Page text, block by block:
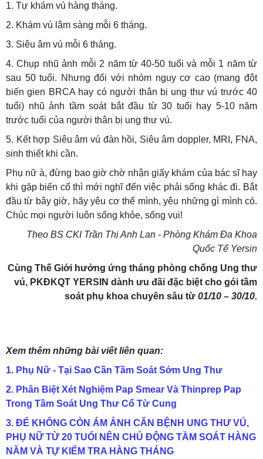
1. Tự khám vú hàng tháng.
2. Khám vú lâm sàng mỗi 6 tháng.
3. Siêu âm vú mỗi 6 tháng.
4. Chụp nhũ ảnh mỗi 2 năm từ 40-50 tuổi và mỗi 1 năm từ
sau 50 tuổi. Nhưng đối với nhóm nguy cơ cao (mang đột
biến gien BRCA hay có người thân bị ung thư vú trước 40
tuổi) nhũ ảnh tầm soát bắt đầu từ 30 tuổi hay 5-10 năm
trước tuổi của người thân bị ung thư vú.
5. Kết hợp Siêu âm vú đàn hồi, Siêu âm doppler, MRI, FNA,
sinh thiết khi cần.
Phụ nữ à, đừng bao giờ chờ nhận giấy khám của bác sĩ hay
khi gặp biến cố thì mới nghĩ đến việc phải sống khác đi. Bắt
đầu từ bây giờ, hãy yêu cơ thể mình, yêu những gì mình có.
Chúc mọi người luôn sống khỏe, sống vui!
Theo BS CKI Trần Thị Anh Lan - Phòng Khám Đa Khoa
Quốc Tế Yersin
Cùng Thế Giới hưởng ứng tháng phòng chống Ung thư
vú, PKĐKQT YERSIN dành ưu đãi đặc biệt cho gói tầm
soát phụ khoa chuyên sâu từ 01/10 – 30/10.
Xem thêm những bài viết liên quan:
1. Phụ Nữ - Tại Sao Cần Tầm Soát Sớm Ung Thư
2. Phân Biệt Xét Nghiệm Pap Smear Và Thinprep Pap
Trong Tầm Soát Ung Thư Cổ Từ Cung
3. ĐỂ KHÔNG CÒN ÁM ẢNH CĂN BỆNH UNG THƯ VÚ,
PHỤ NỮ TỪ 20 TUỔI NÊN CHỦ ĐỘNG TẦM SOÁT HÀNG
NĂM VÀ TỰ KIỂM TRA HÀNG THÁNG